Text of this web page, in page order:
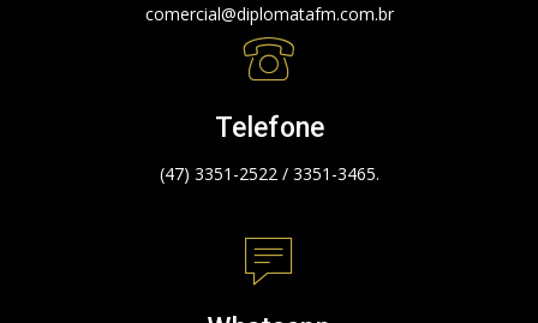
comercial@diplomatafm.com.br
Telefone
(47) 3351-2522 / 3351-3465.